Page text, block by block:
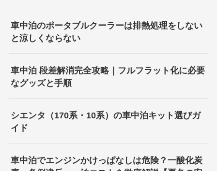
車中泊のポータブルクーラーは排熱処理をしない
と涼しくならない
車中泊 段差解消完全攻略｜フルフラット化に必要
なグッズと手順
シエンタ（170系・10系）の車中泊キット選びガ
イド
車中泊でエンジンかけっぱなしは危険？一酸化炭